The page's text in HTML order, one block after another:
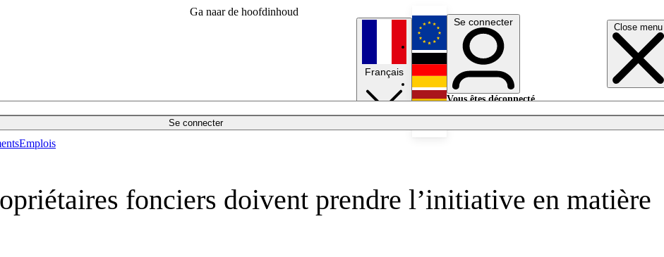
Ga naar de hoofdinhoud
Close menu
Se connecter
Emplois
Français
English
Deutsch
Se connecter
Vous êtes déconnecté.
fonciers doivent prendre l’initiative en matière